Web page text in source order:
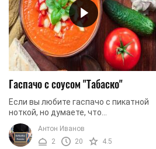
Гаспачо с соусом "Табаско"
Если вы любите гаспачо с пикатной
ноткой, но думаете, что
самостоятельно приготовить этот
суп сложно и долго - вы ошибаетесь.
Ведь это блюдо ...
Антон Иванов
2
20 4.5